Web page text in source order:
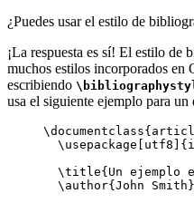
¿Puedes usar el estilo de
¡La respuesta es sí! El estilo de
muchos estilos incorporados en
escribiendo
usa el siguiente ejemplo para
\documentclass{
\usepackage
utf8 ]{
\title{Un
\author{John Smith}